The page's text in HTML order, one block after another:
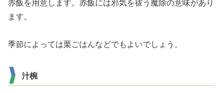
赤飯を用意します。赤飯には邪気を祓う魔除の意味があり
ます。
季節によっては栗ごはんなどでもよいでしょう。
汁椀